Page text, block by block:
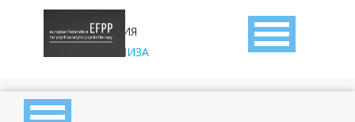
АССОЦИАЦИЯ
ДЕТСКОГО
ПСИХОАНАЛИЗА